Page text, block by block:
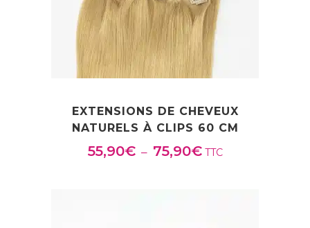
EXTENSIONS DE CHEVEUX
NATURELS À CLIPS 60 CM
55,90€ – 75,90€Plage
TTC